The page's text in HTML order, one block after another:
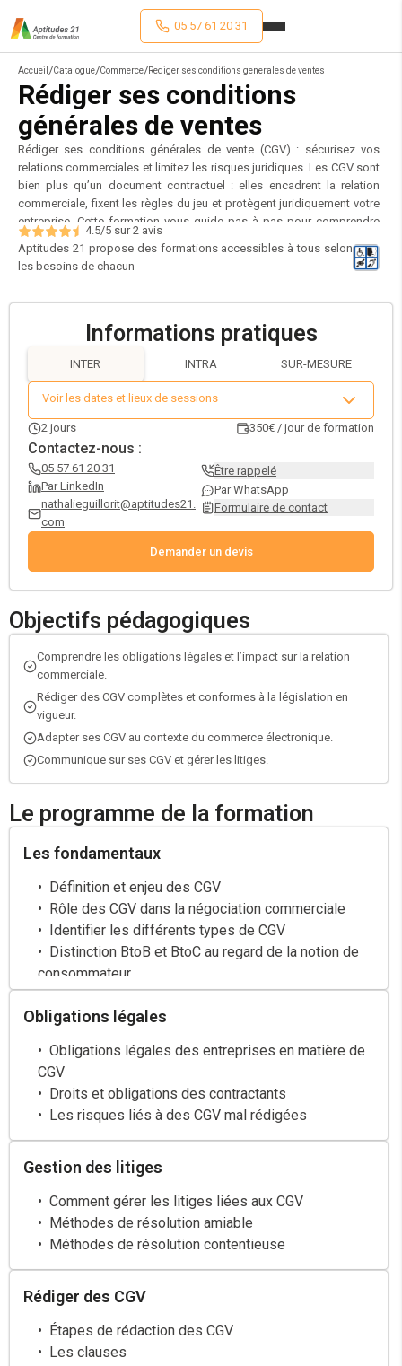
05 57 61 20 31
Accueil /Catalogue/Commerce/Rediger ses conditions generales de ventes
Rédiger ses conditions
générales de ventes
Rédiger ses conditions générales de vente (CGV) : sécurisez vos
relations commerciales et limitez les risques juridiques. Les CGV sont
bien plus qu’un document contractuel : elles encadrent la relation
commerciale, fixent les règles du jeu et protègent juridiquement votre
entreprise. Cette formation vous guide pas à pas pour comprendre
les obligations légales liées aux CGV, distinguer les pratiques BtoB et
BtoC, identifier les clauses essentielles (modalités de paiement,
responsabilité, résolution des litiges) et éviter les clauses abusives.
mentions légales et les CGU, et à les communiquer efficacement à
vos clients. Un module spécifique est dédié à la gestion des litiges :
recours amiables, contentieux, sécurisation des modalités de
règlement. Idéale pour les dirigeants, commerciaux, responsables
juridiques ou e-commerçants, cette formation vous permet de
transformer vos CGV en véritable levier de confiance et de
performance.
4.5/5 sur2 avis
Aptitudes 21 propose des formations accessibles à tous selon
les besoins de chacun
Objectifs pédagogiques
Comprendre les obligations légales et l’impact sur la relation
commerciale.
Rédiger des CGV complètes et conformes à la législation en
vigueur.
Adapter ses CGV au contexte du commerce électronique.
Communique sur ses CGV et gérer les litiges.
Le programme de la formation
Les fondamentaux
Définition et enjeu des CGV
Rôle des CGV dans la négociation commerciale
Identifier les différents types de CGV
Distinction BtoB et BtoC au regard de la notion de
consommateur
Obligations légales
Obligations légales des entreprises en matière de
CGV
Droits et obligations des contractants
Les risques liés à des CGV mal rédigées
Gestion des litiges
Comment gérer les litiges liées aux CGV
Méthodes de résolution amiable
Méthodes de résolution contentieuse
Rédiger des CGV
Étapes de rédaction des CGV
Les clauses
Informations pratiques
INTER INTRA SUR-MESURE
Voir les dates et lieux de sessions
2 jours 350€ / jour de formation
Contactez-nous :
05 57 61 20 31
Par LinkedIn
nathalieguillorit@aptitudes21.
com
Être rappelé
Par WhatsApp
Formulaire de contact
Demander un devis